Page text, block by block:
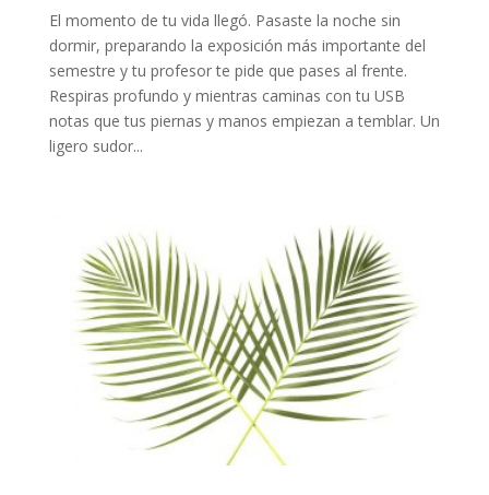
El momento de tu vida llegó. Pasaste la noche sin
dormir, preparando la exposición más importante del
semestre y tu profesor te pide que pases al frente.
Respiras profundo y mientras caminas con tu USB
notas que tus piernas y manos empiezan a temblar. Un
ligero sudor...